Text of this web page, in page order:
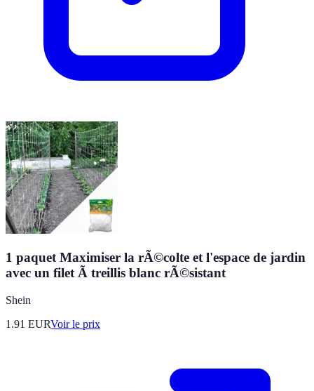
1 paquet Maximiser la rÃ©colte et l'espace de jardin
avec un filet Ã treillis blanc rÃ©sistant
Shein
1.91 EURVoir le prix